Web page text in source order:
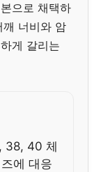
으로 채택하
깨 너비와 암
게 갈리는
38, 40 체
에 대응